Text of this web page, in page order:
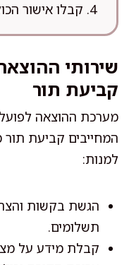
קבלו אישור
שירותי
קביעת תור
מערכת ההוצאה
המחייבים קביעת תור
למנות:
הגשת בקשות
תשלומים.
קבלת מידע על